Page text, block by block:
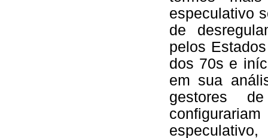
especulativo
de
pelos
dos 70s e
em sua
gestores